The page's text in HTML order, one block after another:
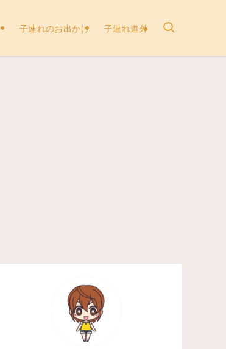
子連れのお出かけ 子連れ道外